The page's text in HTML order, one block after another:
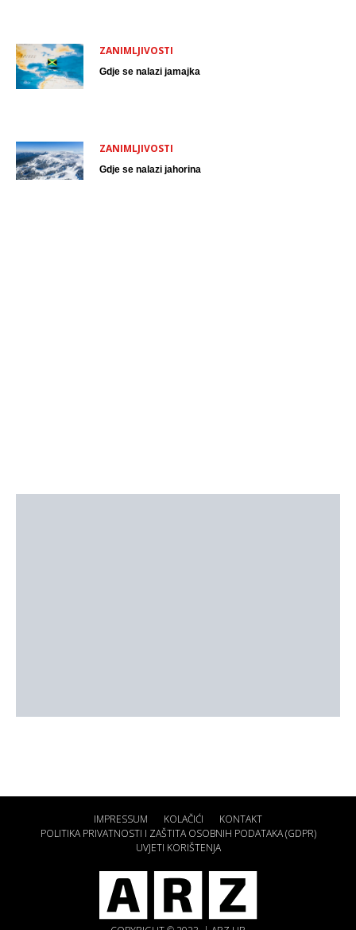
ZANIMLJIVOSTI
Gdje se nalazi jamajka
ZANIMLJIVOSTI
Gdje se nalazi jahorina
IMPRESSUM KOLAČIĆI
KONTAKT
POLITIKA PRIVATNOSTI I ZAŠTITA OSOBNIH PODATAKA (GDPR)
UVJETI KORIŠTENJA